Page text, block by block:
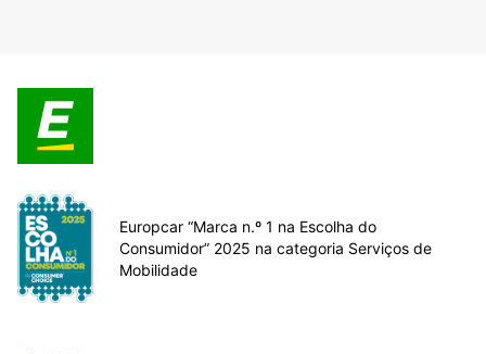
Europcar “Marca n.º 1 na Escolha do
Consumidor” 2025 na categoria Serviços de
Mobilidade